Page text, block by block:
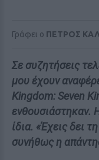
Γράφει ο ΠΕΤΡΟΣ
Σε συζητήσεις
μου έχουν
Kingdom: Seven
ενθουσιάστηκαν.
ίδια. «Έχεις δει
συνήθως η